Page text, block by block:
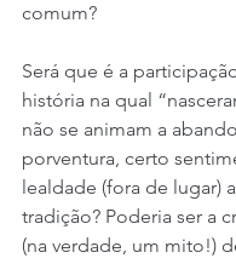
comum?
Será que é a
história na qual
não se animam a
porventura, certo
lealdade (fora de lugar)
tradição? Poderia ser a
(na verdade, um mito!)